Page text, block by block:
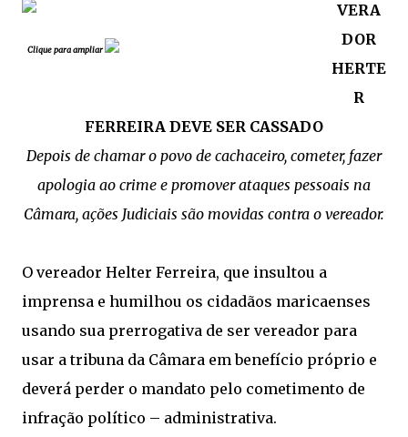
Clique para ampliar
VERA
DOR
HERTE
R
FERREIRA DEVE SER CASSADO
Depois de chamar o povo de cachaceiro, cometer, fazer
apologia ao crime e promover ataques pessoais na
Câmara, ações Judiciais são movidas contra o vereador.
O vereador Helter Ferreira, que insultou a
imprensa e humilhou os cidadãos maricaenses
usando sua prerrogativa de ser vereador para
usar a tribuna da Câmara em benefício próprio e
deverá perder o mandato pelo cometimento de
infração político – administrativa.